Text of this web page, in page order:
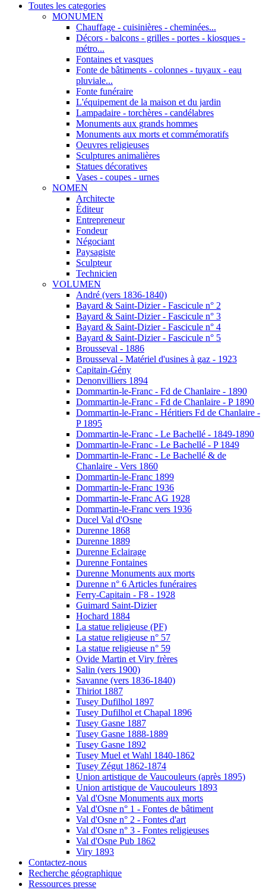
Toutes les categories
MONUMEN
Chauffage - cuisinières - cheminées...
Décors - balcons - grilles - portes - kiosques -
métro...
Fontaines et vasques
Fonte de bâtiments - colonnes - tuyaux - eau
pluviale...
Fonte funéraire
L'équipement de la maison et du jardin
Lampadaire - torchères - candélabres
Monuments aux grands hommes
Monuments aux morts et commémoratifs
Oeuvres religieuses
Sculptures animalières
Statues décoratives
Vases - coupes - urnes
NOMEN
Architecte
Éditeur
Entrepreneur
Fondeur
Négociant
Paysagiste
Sculpteur
Technicien
VOLUMEN
André (vers 1836-1840)
Bayard & Saint-Dizier - Fascicule n° 2
Bayard & Saint-Dizier - Fascicule n° 3
Bayard & Saint-Dizier - Fascicule n° 4
Bayard & Saint-Dizier - Fascicule n° 5
Brousseval - 1886
Brousseval - Matériel d'usines à gaz - 1923
Capitain-Gény
Denonvilliers 1894
Dommartin-le-Franc - Fd de Chanlaire - 1890
Dommartin-le-Franc - Fd de Chanlaire - P 1890
Dommartin-le-Franc - Héritiers Fd de Chanlaire -
P 1895
Dommartin-le-Franc - Le Bachellé - 1849-1890
Dommartin-le-Franc - Le Bachellé - P 1849
Dommartin-le-Franc - Le Bachellé & de
Chanlaire - Vers 1860
Dommartin-le-Franc 1899
Dommartin-le-Franc 1936
Dommartin-le-Franc AG 1928
Dommartin-le-Franc vers 1936
Ducel Val d'Osne
Durenne 1868
Durenne 1889
Durenne Eclairage
Durenne Fontaines
Durenne Monuments aux morts
Durenne n° 6 Articles funéraires
Ferry-Capitain - F8 - 1928
Guimard Saint-Dizier
Hochard 1884
La statue religieuse (PF)
La statue religieuse n° 57
La statue religieuse n° 59
Ovide Martin et Viry frères
Salin (vers 1900)
Savanne (vers 1836-1840)
Thiriot 1887
Tusey Dufilhol 1897
Tusey Dufilhol et Chapal 1896
Tusey Gasne 1887
Tusey Gasne 1888-1889
Tusey Gasne 1892
Tusey Muel et Wahl 1840-1862
Tusey Zégut 1862-1874
Union artistique de Vaucouleurs (après 1895)
Union artistique de Vaucouleurs 1893
Val d'Osne Monuments aux morts
Val d'Osne n° 1 - Fontes de bâtiment
Val d'Osne n° 2 - Fontes d'art
Val d'Osne n° 3 - Fontes religieuses
Val d'Osne Pub 1862
Viry 1893
Contactez-nous
Recherche géographique
Ressources presse